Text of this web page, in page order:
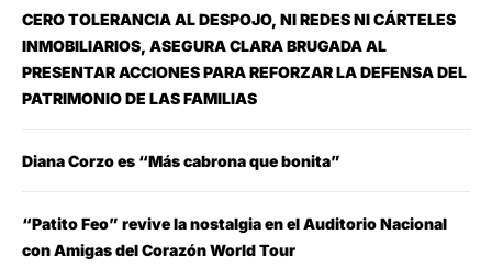
CERO TOLERANCIA AL DESPOJO, NI REDES NI CÁRTELES
INMOBILIARIOS, ASEGURA CLARA BRUGADA AL
PRESENTAR ACCIONES PARA REFORZAR LA DEFENSA DEL
PATRIMONIO DE LAS FAMILIAS
Diana Corzo es “Más cabrona que bonita”
“Patito Feo” revive la nostalgia en el Auditorio Nacional
con Amigas del Corazón World Tour